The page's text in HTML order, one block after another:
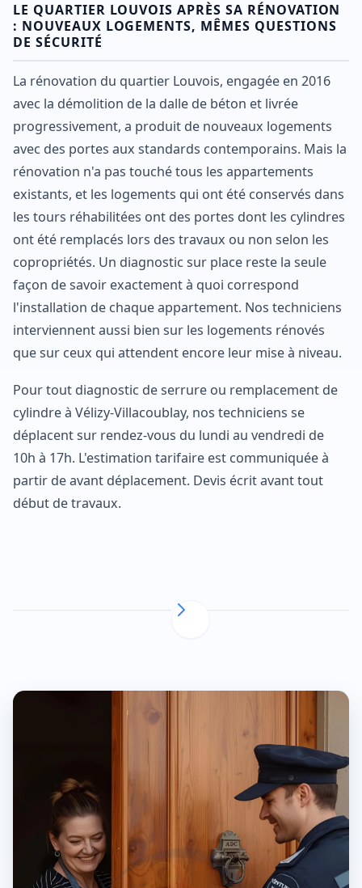
LE QUARTIER LOUVOIS APRÈS SA RÉNOVATION
: NOUVEAUX LOGEMENTS, MÊMES QUESTIONS
DE SÉCURITÉ
La rénovation du quartier Louvois, engagée en 2016
avec la démolition de la dalle de béton et livrée
progressivement, a produit de nouveaux logements
avec des portes aux standards contemporains. Mais la
rénovation n'a pas touché tous les appartements
existants, et les logements qui ont été conservés dans
les tours réhabilitées ont des portes dont les cylindres
ont été remplacés lors des travaux ou non selon les
copropriétés. Un diagnostic sur place reste la seule
façon de savoir exactement à quoi correspond
l'installation de chaque appartement. Nos techniciens
interviennent aussi bien sur les logements rénovés
que sur ceux qui attendent encore leur mise à niveau.
Pour tout diagnostic de serrure ou remplacement de
cylindre à Vélizy-Villacoublay, nos techniciens se
déplacent sur rendez-vous du lundi au vendredi de
10h à 17h. L'estimation tarifaire est communiquée à
partir de avant déplacement. Devis écrit avant tout
début de travaux.